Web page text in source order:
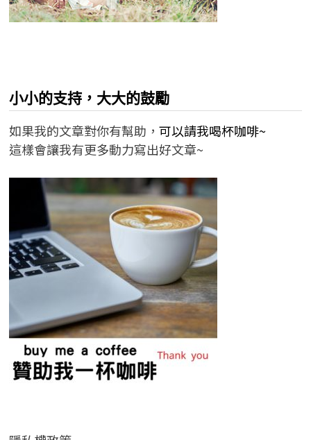
小小的支持，大大的鼓勵
如果我的文章對你有幫助， 可以請我喝杯咖啡~
這樣會讓我有更多動力寫出好文章~